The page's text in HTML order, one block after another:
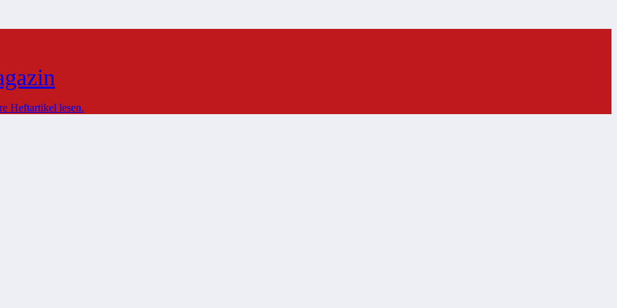
Heftartikel lesen.